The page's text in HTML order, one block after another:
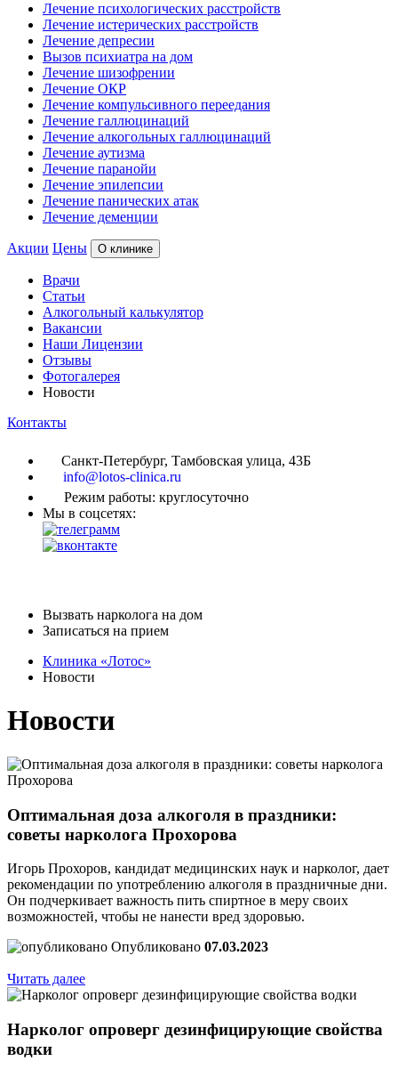
Лечение психологических расстройств
Лечение истерических расстройств
Лечение депресии
Вызов психиатра на дом
Лечение шизофрении
Лечение ОКР
Лечение компульсивного переедания
Лечение галлюцинаций
Лечение алкогольных галлюцинаций
Лечение аутизма
Лечение паранойи
Лечение эпилепсии
Лечение панических атак
Лечение деменции
Акции Цены О клинике
Врачи
Статьи
Алкогольный калькулятор
Вакансии
Наши Лицензии
Отзывы
Фотогалерея
Новости
Контакты
Санкт-Петербург, Тамбовская улица, 43Б
info@lotos-clinica.ru
Режим работы: круглосуточно
Мы в соцсетях:
Вызвать нарколога на дом
Записаться на прием
Клиника «Лотос»
Новости
Новости
Оптимальная доза алкоголя в праздники:
советы нарколога Прохорова
Игорь Прохоров, кандидат медицинских наук и нарколог, дает
рекомендации по употреблению алкоголя в праздничные дни.
Он подчеркивает важность пить спиртное в меру своих
возможностей, чтобы не нанести вред здоровью.
Опубликовано 07.03.2023
Читать далее
Нарколог опроверг дезинфицирующие свойства
водки